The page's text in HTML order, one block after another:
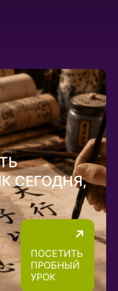
СЕГОДНЯ,
ПОСЕТИТЬ
ПРОБНЫЙ
УРОК